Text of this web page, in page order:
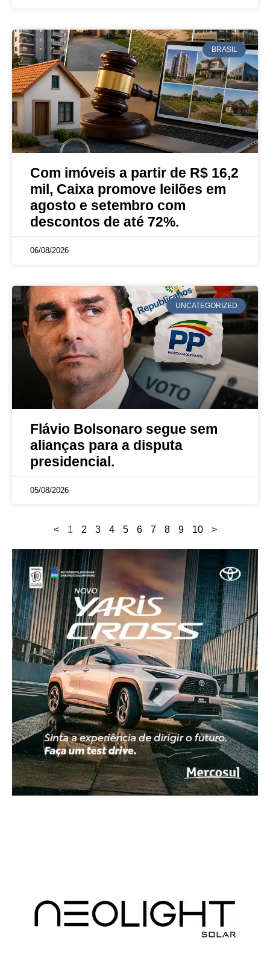
BRASIL
Com imóveis a partir de R$ 16,2
mil, Caixa promove leilões em
agosto e setembro com
descontos de até 72%.
06/08/2026
UNCATEGORIZED
Flávio Bolsonaro segue sem
alianças para a disputa
presidencial.
05/08/2026
< 1 2 3 4 5 6 7 8 9 10 >